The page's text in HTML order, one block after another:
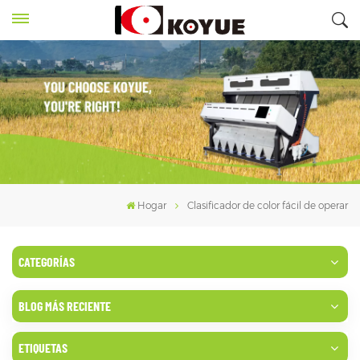
Hogar Clasificador de color fácil de operar
CATEGORÍAS
BLOG MÁS RECIENTE
ETIQUETAS